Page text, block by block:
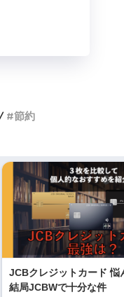
節約
JCBクレジットカード 悩
結局JCBWで十分な件